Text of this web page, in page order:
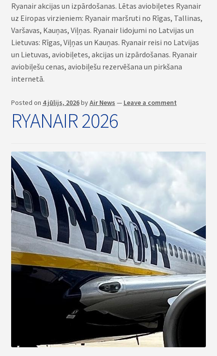
Ryanair akcijas un izpārdošanas. Lētas aviobiļetes Ryanair
uz Eiropas virzieniem: Ryanair maršruti no Rīgas, Tallinas,
Varšavas, Kauņas, Viļņas. Ryanair lidojumi no Latvijas un
Lietuvas: Rīgas, Viļņas un Kauņas. Ryanair reisi no Latvijas
un Lietuvas, aviobiļetes, akcijas un izpārdošanas. Ryanair
aviobiļešu cenas, aviobiļešu rezervēšana un pirkšana
internetā.
Posted on 4 jūlijs, 2026byAir News — Leave a comment
RYANAIR 2026